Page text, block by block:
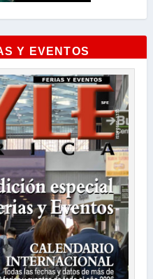
Y EVENTOS